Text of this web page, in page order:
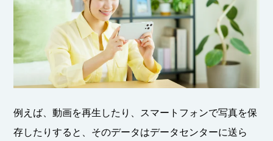
例えば、動画を再生したり、スマートフォンで写真を保
存したりすると、そのデータはデータセンターに送ら